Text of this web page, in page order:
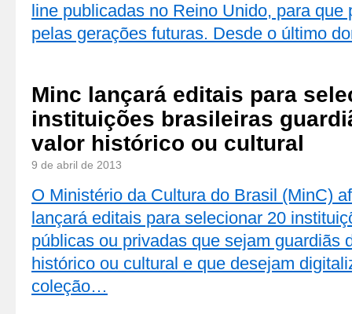
line publicadas no Reino Unido, para que
pelas gerações futuras. Desde o último
Minc lançará editais para
instituições brasileiras
valor histórico ou cultural
9 de abril de 2013
O Ministério da Cultura do Brasil (MinC)
lançará editais para selecionar 20
públicas ou privadas que sejam guardiãs
histórico ou cultural e que desejam
coleção…